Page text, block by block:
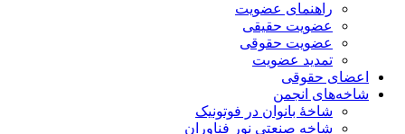
راهنمای عضویت
عضویت حقیقی
عضویت حقوقی
تمدید عضویت
اعضای حقوقی
شاخه‌های انجمن
شاخۀ بانوان در فوتونیک
شاخه صنعتی نور فناوران